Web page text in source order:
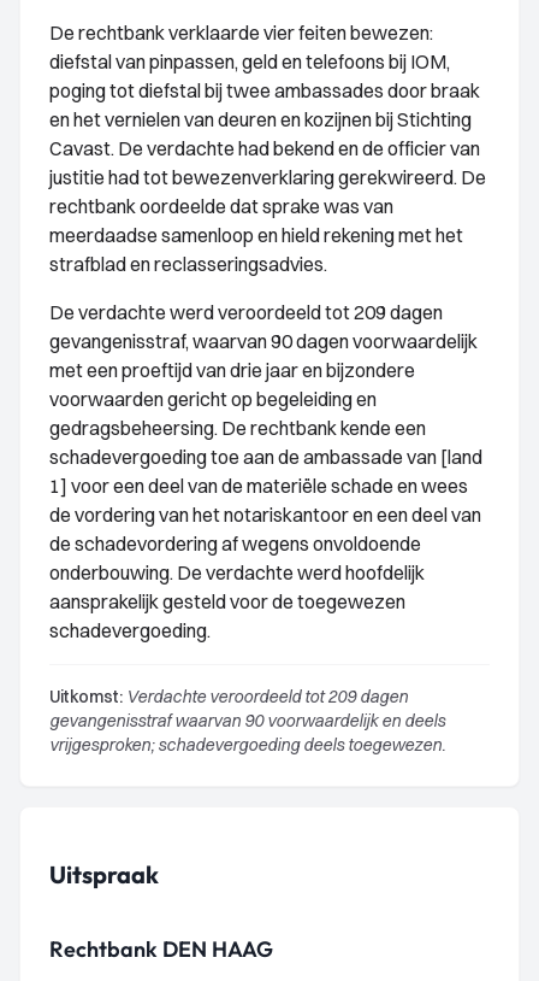
De rechtbank verklaarde vier feiten bewezen:
diefstal van pinpassen, geld en telefoons bij IOM,
poging tot diefstal bij twee ambassades door braak
en het vernielen van deuren en kozijnen bij Stichting
Cavast. De verdachte had bekend en de officier van
justitie had tot bewezenverklaring gerekwireerd. De
rechtbank oordeelde dat sprake was van
meerdaadse samenloop en hield rekening met het
strafblad en reclasseringsadvies.
De verdachte werd veroordeeld tot 209 dagen
gevangenisstraf, waarvan 90 dagen voorwaardelijk
met een proeftijd van drie jaar en bijzondere
voorwaarden gericht op begeleiding en
gedragsbeheersing. De rechtbank kende een
schadevergoeding toe aan de ambassade van [land
1] voor een deel van de materiële schade en wees
de vordering van het notariskantoor en een deel van
de schadevordering af wegens onvoldoende
onderbouwing. De verdachte werd hoofdelijk
aansprakelijk gesteld voor de toegewezen
schadevergoeding.
Uitkomst: Verdachte veroordeeld tot 209 dagen
gevangenisstraf waarvan 90 voorwaardelijk en deels
vrijgesproken; schadevergoeding deels toegewezen.
Uitspraak
Rechtbank DEN HAAG